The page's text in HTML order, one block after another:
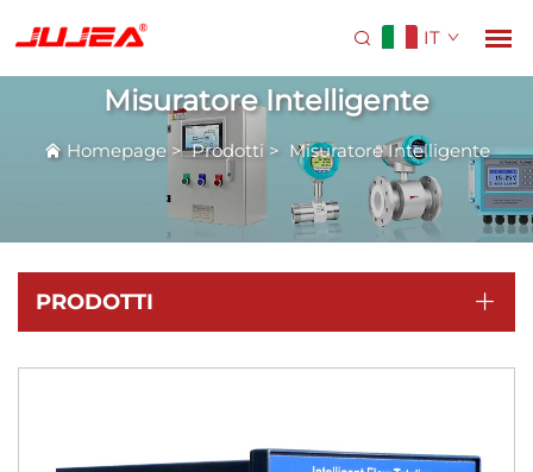
IT
Misuratore Intelligente
Homepage>Prodotti > Misuratore Intelligente
PRODOTTI